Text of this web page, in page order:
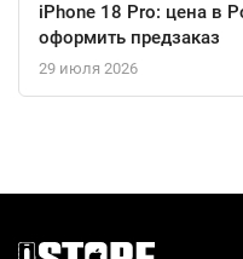
iPhone 18 Pro: цена в
оформить предзаказ
29 июля 2026